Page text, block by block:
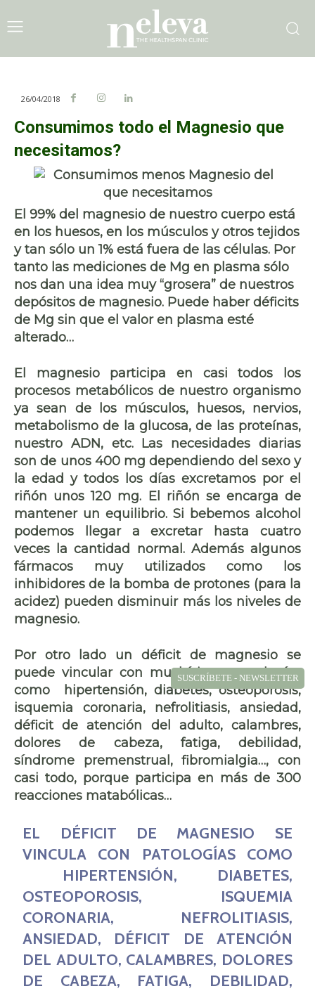
26/04/2018
Consumimos todo el Magnesio que
necesitamos?
El 99% del magnesio de nuestro cuerpo está
en los huesos, en los músculos y otros tejidos
y tan sólo un 1% está fuera de las células. Por
tanto las mediciones de Mg en plasma sólo
nos dan una idea muy “grosera” de nuestros
depósitos de magnesio. Puede haber déficits
de Mg sin que el valor en plasma esté
alterado…
El magnesio participa en casi todos los
procesos metabólicos de nuestro organismo
ya sean de los músculos, huesos, nervios,
metabolismo de la glucosa, de las proteínas,
nuestro ADN, etc. Las necesidades diarias
son de unos 400 mg dependiendo del sexo y
la edad y todos los días excretamos por el
riñón unos 120 mg. El riñón se encarga de
mantener un equilibrio. Si bebemos alcohol
podemos llegar a excretar hasta cuatro
veces la cantidad normal. Además algunos
fármacos muy utilizados como los
inhibidores de la bomba de protones (para la
acidez) pueden disminuir más los niveles de
magnesio.
Por otro lado un déficit de magnesio se
puede vincular con muchísimas patologías
como hipertensión, diabetes, osteoporosis,
isquemia coronaria, nefrolitiasis, ansiedad,
déficit de atención del adulto, calambres,
dolores de cabeza, fatiga, debilidad,
síndrome premenstrual, fibromialgia…, con
casi todo, porque participa en más de 300
reacciones matabólicas…
EL DÉFICIT DE MAGNESIO SE
VINCULA CON PATOLOGÍAS COMO
HIPERTENSIÓN, DIABETES,
OSTEOPOROSIS, ISQUEMIA
CORONARIA, NEFROLITIASIS,
ANSIEDAD, DÉFICIT DE ATENCIÓN
DEL ADULTO, CALAMBRES, DOLORES
DE CABEZA, FATIGA, DEBILIDAD,
SUSCRÍBETE - NEWSLETTER